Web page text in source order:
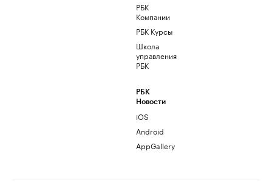
РБК
Компании
РБК Курсы
Школа
управления
РБК
РБК
Новости
iOS
Android
AppGallery